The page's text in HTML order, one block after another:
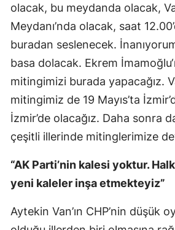
olacak, bu meydanda olacak,
Meydanı’nda olacak, saat
buradan seslenecek.
basa dolacak. Ekrem
mitingimizi burada yapacağız.
mitingimiz de 19 Mayıs’ta
İzmir’de olacağız. Daha sonra
çeşitli illerinde mitinglerimize
“AK Parti’nin kalesi yoktur.
yeni kaleler inşa etmekteyiz”
Aytekin Van’ın CHP’nin düşük